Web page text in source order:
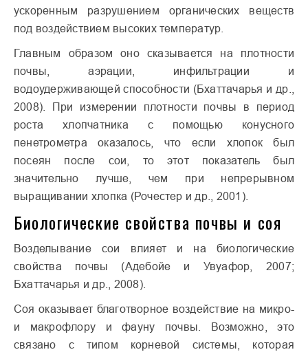
ускоренным разрушением органических веществ
под воздействием высоких температур.
Главным образом оно сказывается на плотности
почвы, аэрации, инфильтрации и
водоудерживающей способности (Бхаттачарья и др.,
2008). При измерении плотности почвы в период
роста хлопчатника с помощью конусного
пенетрометра оказалось, что если хлопок был
посеян после сои, то этот показатель был
значительно лучше, чем при непрерывном
выращивании хлопка (Рочестер и др., 2001).
Биологические свойства почвы и соя
Возделывание сои влияет и на биологические
свойства почвы (Адебойе и Увуафор, 2007;
Бхаттачарья и др., 2008).
Соя оказывает благотворное воздействие на микро-
и макрофлору и фауну почвы. Возможно, это
связано с типом корневой системы, которая